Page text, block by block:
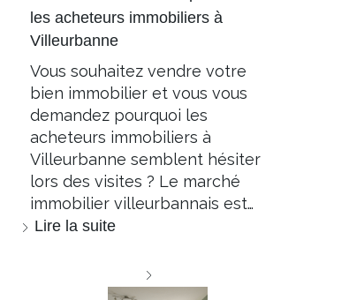
les acheteurs immobiliers à
Villeurbanne
Vous souhaitez vendre votre
bien immobilier et vous vous
demandez pourquoi les
acheteurs immobiliers à
Villeurbanne semblent hésiter
lors des visites ? Le marché
immobilier villeurbannais est…
Lire la suite